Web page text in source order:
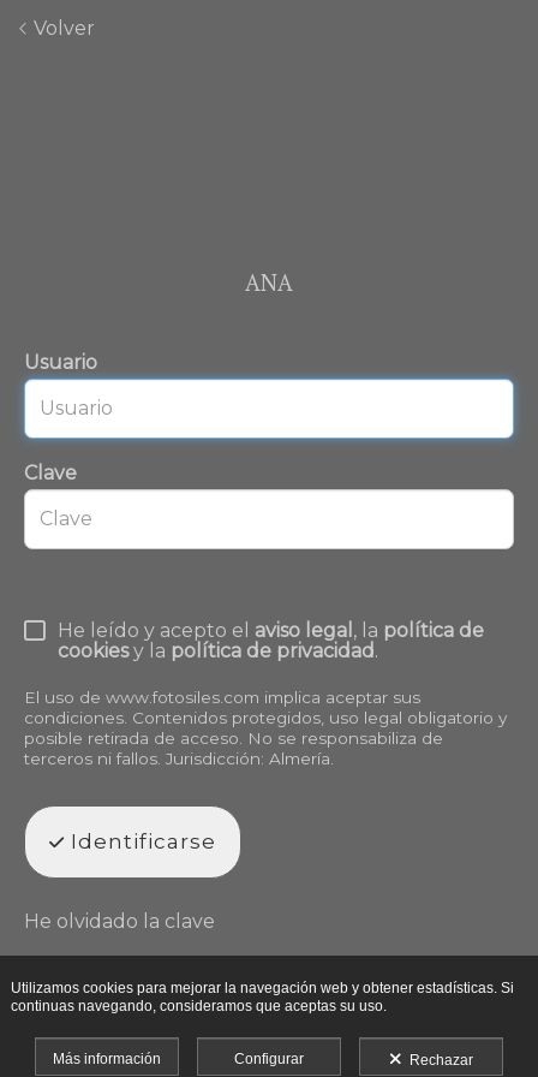
Volver
ANA
Usuario
Clave
He leído y acepto el aviso legal , la política de
cookiesy la política de privacidad.
El uso de www.fotosiles.com implica aceptar sus
condiciones. Contenidos protegidos, uso legal obligatorio y
posible retirada de acceso. No se responsabiliza de
terceros ni fallos. Jurisdicción: Almería.
Identificarse
He olvidado la clave
Utilizamos cookies para mejorar la navegación web y obtener estadísticas. Si
continuas navegando, consideramos que aceptas su uso.
Más información Configurar Rechazar